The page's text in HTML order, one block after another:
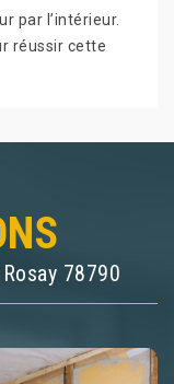
par l’intérieur.
réussir cette
78790